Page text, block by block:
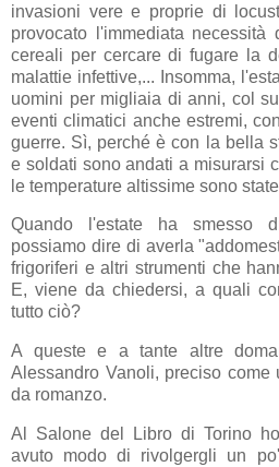
invasioni vere e proprie di
provocato l'immediata
cereali per cercare di fugare la
malattie infettive,... Insomma,
uomini per migliaia di anni, col
eventi climatici anche estremi,
guerre. Sì, perché è con la bella
e soldati sono andati a misurarsi
le temperature altissime sono
Quando l'estate ha smesso
possiamo dire di averla
frigoriferi e altri strumenti che
E, viene da chiedersi, a quali
tutto ciò?
A queste e a tante altre
Alessandro Vanoli, preciso
da romanzo.
Al Salone del Libro di Torino
avuto modo di rivolgergli un